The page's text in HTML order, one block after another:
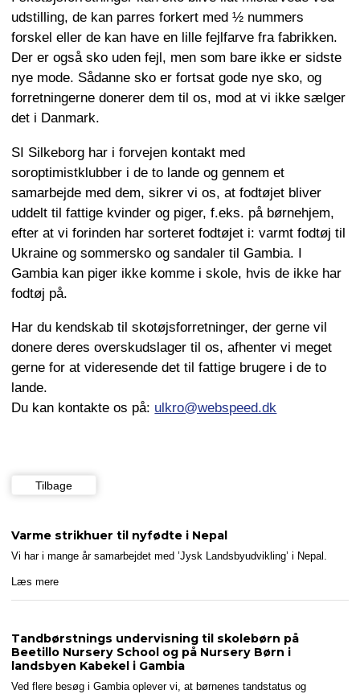
udstilling, de kan parres forkert med ½ nummers
forskel eller de kan have en lille fejlfarve fra fabrikken.
Der er også sko uden fejl, men som bare ikke er sidste
nye mode. Sådanne sko er fortsat gode nye sko, og
forretningerne donerer dem til os, mod at vi ikke sælger
det i Danmark.
SI Silkeborg har i forvejen kontakt med
soroptimistklubber i de to lande og gennem et
samarbejde med dem, sikrer vi os, at fodtøjet bliver
uddelt til fattige kvinder og piger, f.eks. på børnehjem,
efter at vi forinden har sorteret fodtøjet i: varmt fodtøj til
Ukraine og sommersko og sandaler til Gambia. I
Gambia kan piger ikke komme i skole, hvis de ikke har
fodtøj på.
Har du kendskab til skotøjsforretninger, der gerne vil
donere deres overskudslager til os, afhenter vi meget
gerne for at videresende det til fattige brugere i de to
lande.
Du kan kontakte os på: ulkro@webspeed.dk
Tilbage
Varme strikhuer til nyfødte i Nepal
Vi har i mange år samarbejdet med ’Jysk Landsbyudvikling’ i Nepal.
Læs mere
Tandbørstnings undervisning til skolebørn på
Beetillo Nursery School og på Nursery Børn i
landsbyen Kabekel i Gambia
Ved flere besøg i Gambia oplever vi, at børnenes tandstatus og